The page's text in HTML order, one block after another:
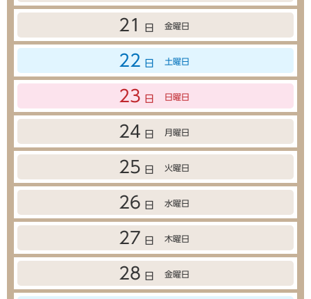
21 日 金曜日
22 日 土曜日
23 日 日曜日
24 日 月曜日
25 日 火曜日
26 日 水曜日
27 日 木曜日
28 日 金曜日